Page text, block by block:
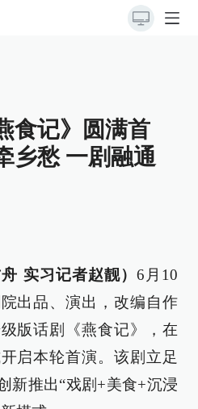
食记》圆满首
乡愁 一剧融通
实习记者赵靓） 6月10
出品、演出，改编自作
版话剧《燕食记》，在
启本轮首演。该剧立足
新推出“戏剧+美食+沉浸